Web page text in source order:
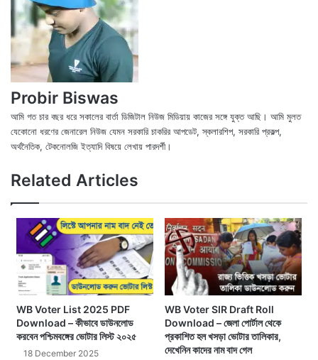
Probir Biswas
আমি গত চার বছর ধরে সকালের বার্তা ডিজিটাল নিউজ মিডিয়ায় কাজের সঙ্গে যুক্ত আছি। আমি মুলত
যেকোনো ধরণের জেনারেল নিউজ যেমন সরকারি চাকরির আপডেট, স্কলারশিপ, সরকারি প্রকল্প,
অর্থনৈতিক, টেকনোলজি ইত্যাদি বিষয়ে লেখায় পারদর্শী।
Related Articles
WB Voter List 2025 PDF
Download – কীভাবে ডাউনলোড
করবেন পশ্চিমবঙ্গের ভোটার লিস্ট ২০২৫
18 December 2025
WB Voter SIR Draft Roll
Download – জেলা পোর্টাল থেকে
প্রকাশিত হল খসড়া ভোটার তালিকার,
দেখেনিন কাদের নাম বাদ গেল